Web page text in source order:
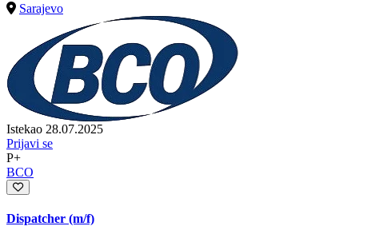
Sarajevo
Istekao 28.07.2025
Prijavi se
P+
BCO
Dispatcher (m/f)